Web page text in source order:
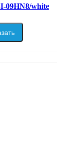
09HN8/white